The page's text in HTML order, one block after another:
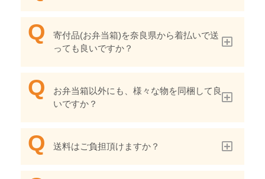
寄付品(お弁当箱)を奈良県から着払いで送
っても良いですか？
お弁当箱以外にも、様々な物を同梱して良
いですか？
送料はご負担頂けますか？